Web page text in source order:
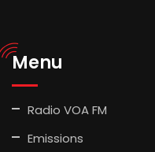
Menu
Radio VOA FM
Emissions